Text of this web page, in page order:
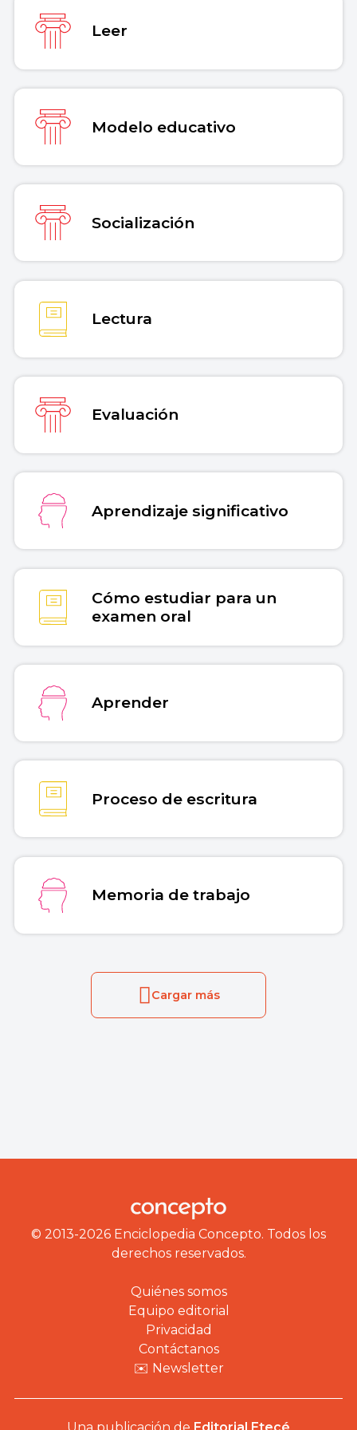
Leer
Modelo educativo
Socialización
Lectura
Evaluación
Aprendizaje significativo
Cómo estudiar para un
examen oral
Aprender
Proceso de escritura
Memoria de trabajo
Cargar más
© 2013-2026 Enciclopedia Concepto. Todos los
derechos reservados.
Quiénes somos
Equipo editorial
Privacidad
Contáctanos
✉️ Newsletter